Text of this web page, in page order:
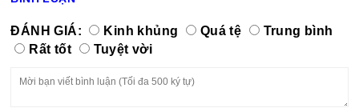
ĐÁNH GIÁ: Kinh khủng Quá tệ
Trung bình
Rất tốt
Tuyệt vời